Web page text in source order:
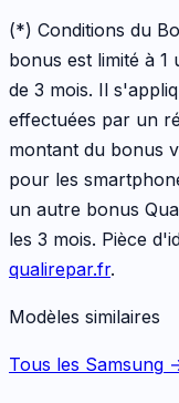
(*) Conditions du
bonus est limité à
de 3 mois. Il
effectuées par un
montant du bonus
pour les
un autre bonus
les 3 mois. Pièce
qualirepar.fr.
Modèles similaires
Tous les Samsung